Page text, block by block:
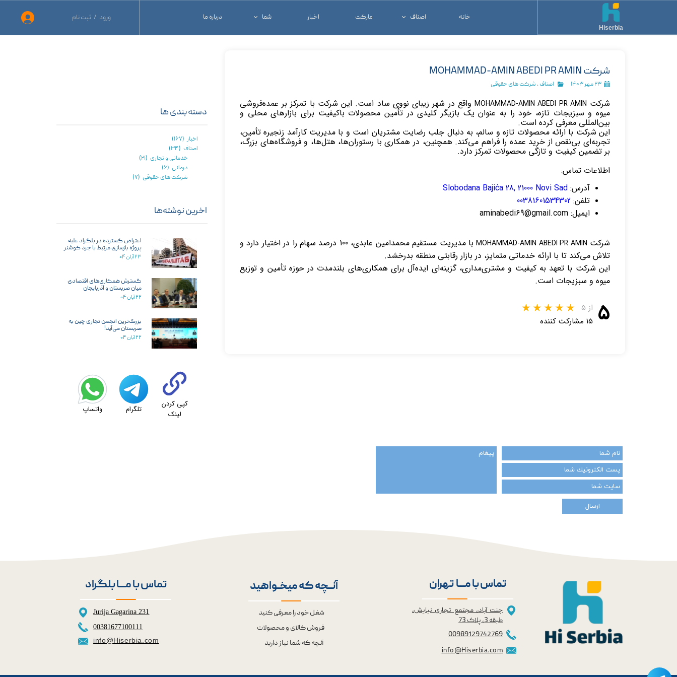
ورود / ثبت نام
حساب کاربری من
خانه اصناف مارکت اخبار شما درباره ما
Hiserbia
شرکت MOHAMMAD-AMIN ABEDI PR AMIN
۲۳ مهر ۱۴۰۳ اصناف، شرکت های حقوقی
شرکت MOHAMMAD-AMIN ABEDI PR AMINواقع در شهر زیبای نووی ساد است. این شرکت با تمرکز بر عمده‌فروشی
میوه و سبزیجات تازه، خود را به عنوان یک بازیگر کلیدی در تأمین محصولات باکیفیت برای بازارهای محلی و
بین‌المللی معرفی کرده است.
این شرکت با ارائه محصولات تازه و سالم، به دنبال جلب رضایت مشتریان است و با مدیریت کارآمد زنجیره تأمین،
تجربه‌ای بی‌نقص از خرید عمده را فراهم می‌کند. همچنین، در همکاری با رستوران‌ها، هتل‌ها، و فروشگاه‌های بزرگ،
بر تضمین کیفیت و تازگی محصولات تمرکز دارد.
اطلاعات تماس:
آدرس: Slobodana Bajića 28, 21000 Novi Sad
تلفن: 00381601534302
ایمیل: aminabedi69@gmail.com
شرکت MOHAMMAD-AMIN ABEDI PR AMIN
با مدیریت مستقیم محمدامین عابدی، 100 درصد سهام را در اختیار دارد و
تلاش می‌کند تا با ارائه خدماتی متمایز، در بازار رقابتی منطقه بدرخشد.
این شرکت با تعهد به کیفیت و مشتری‌مداری، گزینه‌ای ایده‌آل برای همکاری‌های بلندمدت در حوزه تأمین و توزیع
میوه و سبزیجات است.
۵ از ۵
۱۵ مشارکت کننده
دسته بندی ها
اخبار (۱۶۷)
اصناف (۳۴)
خدماتی و تجاری (۲۱)
درمانی (۶)
شرکت های حقوقی (۷)
اخرین نوشته‌ها
اعتراض گسترده در بلگراد علیه
پروژه بازسازی مرتبط با جرد کوشنر
۲۳ آبان ۰۴
گسترش همکاری‌های اقتصادی
میان صربستان و آذربایجان
۲۲ آبان ۰۴
بزرگ‌ترین انجمن تجاری چین به
صربستان می‌آید!
۲۲ آبان ۰۴
کپی کردن
لینک
تلگرام واتساپ
ارسال
شغل خود را معرفی کنید
فروش کالای و محصولات
آنچه که شما نیاز دارید
آنــچه که میخــواهید تماس با مــــا تهران
جنت آباد، مجتمع تجاری نیایش،
طبقه 3، پلاک 73
00989129742769
info@Hiserbia.com
تماس با مــــا بلگراد
Jurija Gagarina 231
info@Hiserbia.com
00381677100111